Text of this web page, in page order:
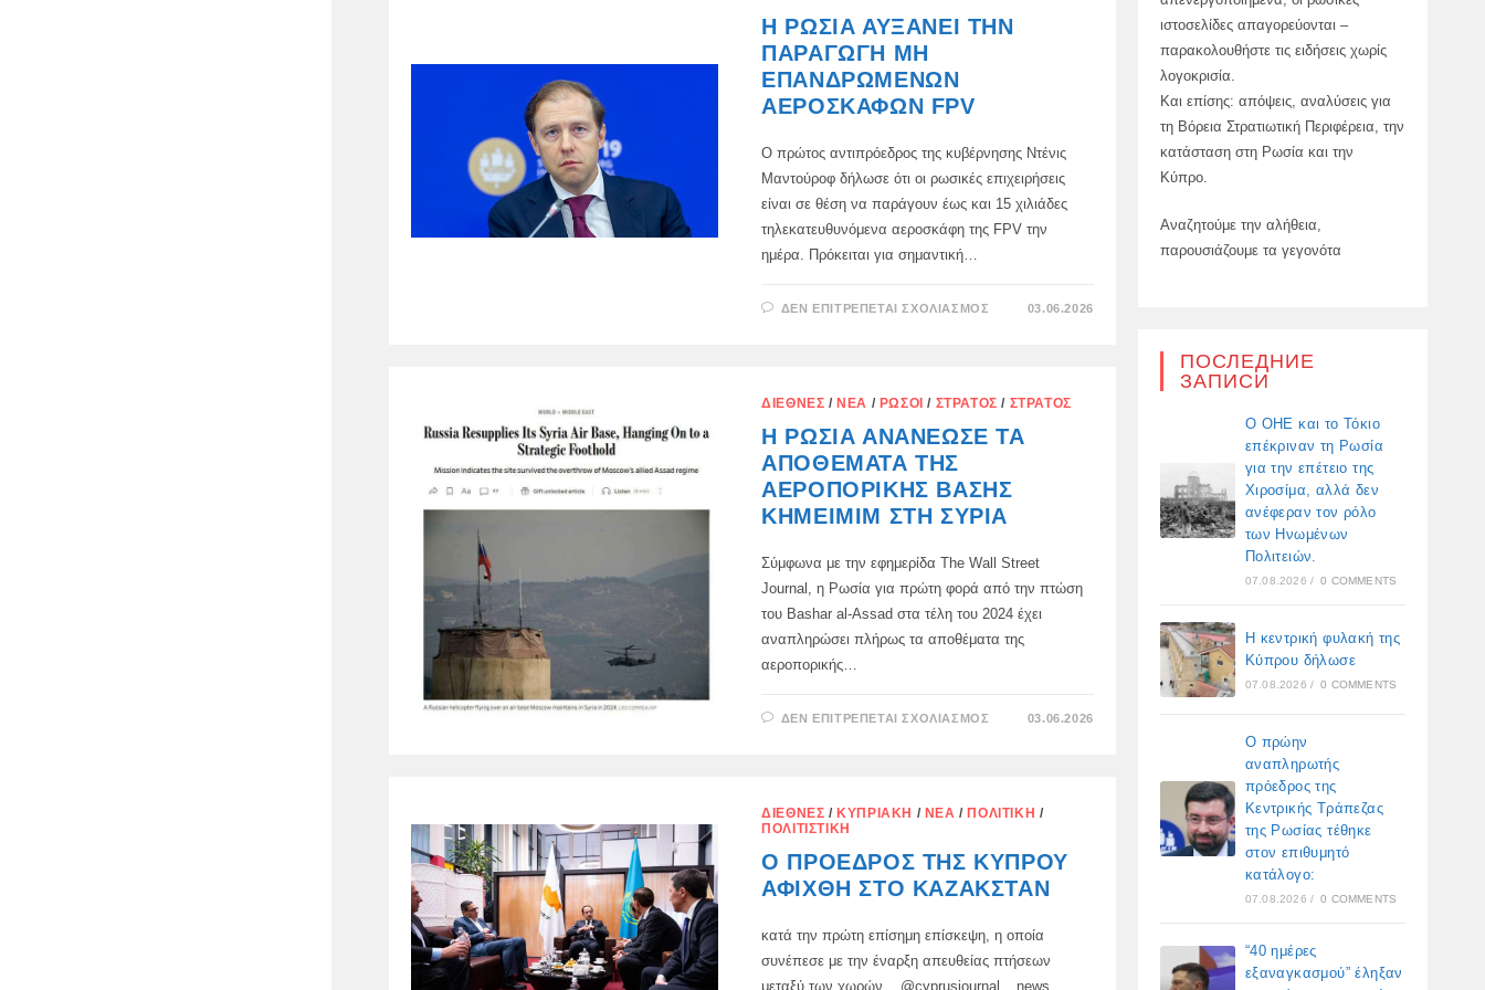
ΤΩΝ
Η ΡΩΣΊΑ ΑΥΞΆΝΕΙ ΤΗΝ
ΠΑΡΑΓΩΓΉ ΜΗ
ΕΠΑΝΔΡΩΜΈΝΩΝ
ΑΕΡΟΣΚΑΦΏΝ FPV
Ο πρώτος αντιπρόεδρος της κυβέρνησης Ντένις
Μαντούροφ δήλωσε ότι οι ρωσικές επιχειρήσεις
είναι σε θέση να παράγουν έως και 15 χιλιάδες
τηλεκατευθυνόμενα αεροσκάφη της FPV την
ημέρα. Πρόκειται για σημαντική…
ΔΕΝ ΕΠΙΤΡΈΠΕΤΑΙ ΣΧΟΛΙΑΣΜΌΣ
ΕΠΑΝΔΡΩΜΈΝΩΝ
FPV
03.06.2026
ΔΙΕΘΝΈΣ / ΝΈΑ / ΡΏΣΟΙ / ΣΤΡΑΤΌΣ / ΣΤΡΑΤΌΣ
Η ΡΩΣΊΑ ΑΝΑΝΈΩΣΕ ΤΑ
ΑΠΟΘΈΜΑΤΑ ΤΗΣ
ΑΕΡΟΠΟΡΙΚΉΣ ΒΆΣΗΣ
KHMEIMIM ΣΤΗ ΣΥΡΊΑ
Σύμφωνα με την εφημερίδα The Wall Street
Journal, η Ρωσία για πρώτη φορά από την πτώση
του Bashar al-Assad στα τέλη του 2024 έχει
αναπληρώσει πλήρως τα αποθέματα της
αεροπορικής…
ΔΕΝ ΕΠΙΤΡΈΠΕΤΑΙ ΣΧΟΛΙΑΣΜΌΣ
ΑΕΡΟΠΟΡΙΚΉΣ
ΣΤΗ
ΣΥΡΊΑ
03.06.2026
ΔΙΕΘΝΈΣ / ΚΥΠΡΙΑΚΉ / ΝΈΑ / ΠΟΛΙΤΙΚΉ /
ΠΟΛΙΤΙΣΤΙΚΉ
Ο ΠΡΌΕΔΡΟΣ ΤΗΣ ΚΎΠΡΟΥ
ΑΦΊΧΘΗ ΣΤΟ ΚΑΖΑΚΣΤΆΝ
κατά την πρώτη επίσημη επίσκεψη, η οποία
συνέπεσε με την έναρξη απευθείας πτήσεων
μεταξύ των χωρών. @cyprusjournal _ news
ιστοσελίδες απαγορεύονται –
παρακολουθήστε τις ειδήσεις χωρίς
λογοκρισία.
Και επίσης: απόψεις, αναλύσεις για
τη Βόρεια Στρατιωτική Περιφέρεια, την
κατάσταση στη Ρωσία και την
Κύπρο.
Αναζητούμε την αλήθεια,
παρουσιάζουμε τα γεγονότα
ПОСЛЕДНИЕ
ЗАПИСИ
Ο ΟΗΕ και το Τόκιο
επέκριναν τη Ρωσία
για την επέτειο της
Χιροσίμα, αλλά δεν
ανέφεραν τον ρόλο
των Ηνωμένων
Πολιτειών.
07.08.2026 / 0 COMMENTS
Η κεντρική φυλακή της
Κύπρου δήλωσε
07.08.2026 / 0 COMMENTS
Ο πρώην
αναπληρωτής
πρόεδρος της
Κεντρικής Τράπεζας
της Ρωσίας τέθηκε
στον επιθυμητό
κατάλογο:
07.08.2026 / 0 COMMENTS
“40 ημέρες
εξαναγκασμού” έληξαν